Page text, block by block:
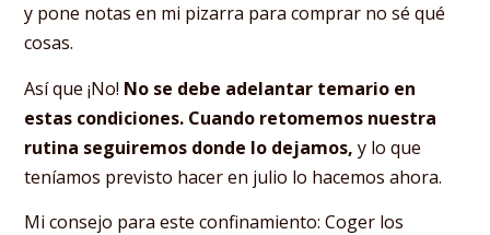
y pone notas en mi pizarra para comprar no sé qué
cosas.
Así que ¡No! No se debe adelantar temario en
estas condiciones. Cuando retomemos nuestra
rutina seguiremos donde lo dejamos, y lo que
teníamos previsto hacer en julio lo hacemos ahora.
Mi consejo para este confinamiento: Coger los